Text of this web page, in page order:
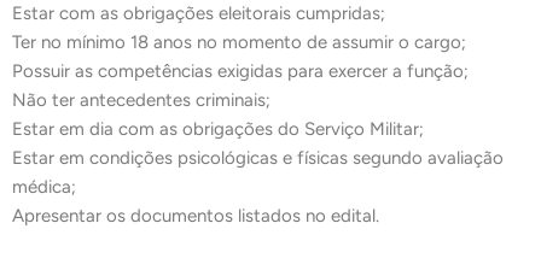
Estar com as obrigações eleitorais cumpridas;
Ter no mínimo 18 anos no momento de assumir o cargo;
Possuir as competências exigidas para exercer a função;
Não ter antecedentes criminais;
Estar em dia com as obrigações do Serviço Militar;
Estar em condições psicológicas e físicas segundo avaliação
médica;
Apresentar os documentos listados no edital.